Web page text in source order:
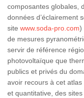
composantes globales,
données d’éclairement
site www.soda-pro.com)
de mesures
servir de référence
photovoltaïque que
publics et privés du
avoir recours à cet
et quantitative, des